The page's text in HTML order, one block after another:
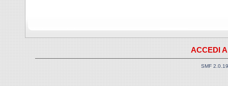
ACCEDI
SMF 2.0.19